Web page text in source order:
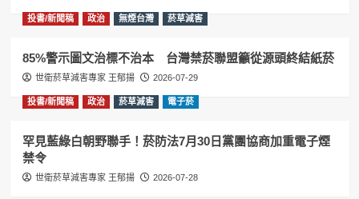
投書/新聞稿 政治 無煙台灣 菸草減害
85%警示圖文治標不治本 台灣禁菸聯盟籲從源頭終結紙菸
世衛菸草減害專家 王郁揚 2026-07-29
投書/新聞稿 政治 菸草減害 電子菸
罕見藍綠白朝野聯手！菸防法7月30日黨團協商加重電子煙
禁令
世衛菸草減害專家 王郁揚 2026-07-28